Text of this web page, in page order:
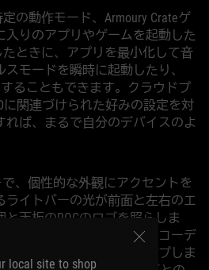
local site to shop
の動作モード、Armoury Crateゲ
入りのアプリやゲームを起動した
たときに、アプリを最小化して音
モードを瞬時に起動したり、
ることもできます。クラウドプ
に関連づけられた好みの設定を対
ば、まるで自分のデバイスのよ
で、個性的な外観にアクセントを
ライトバーの光が前面と左右のエ
天板のROGのロゴを照らしま
ス全体で色とエフェクトをコーデ
合わせた照明をセットアップしま